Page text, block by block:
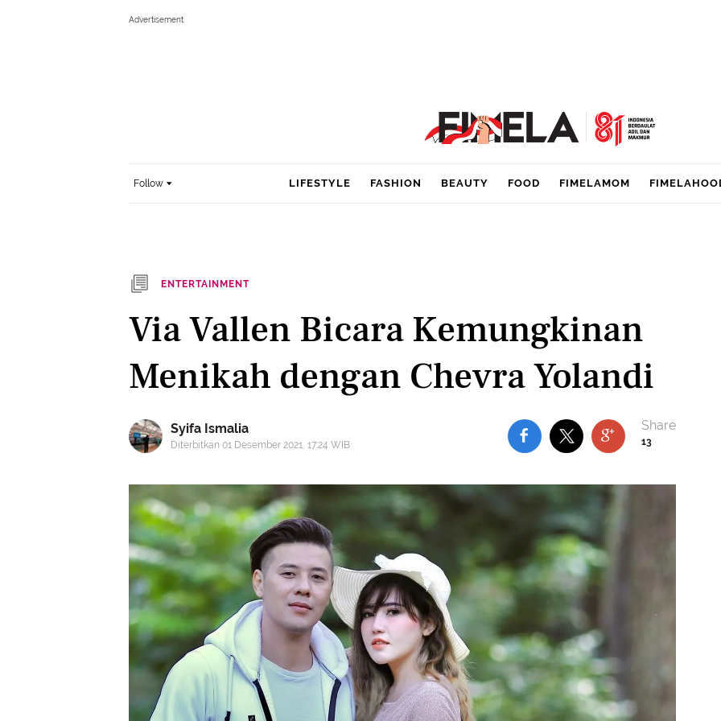
Follow LIFESTYLE FASHION BEAUTY FOOD FIMELAMOM
ENTERTAINMENT
Via Vallen Bicara Kemungkinan
Menikah dengan Chevra Yolandi
Syifa Ismalia
Diterbitkan 01 Desember 2021, 17:24 WIB 13